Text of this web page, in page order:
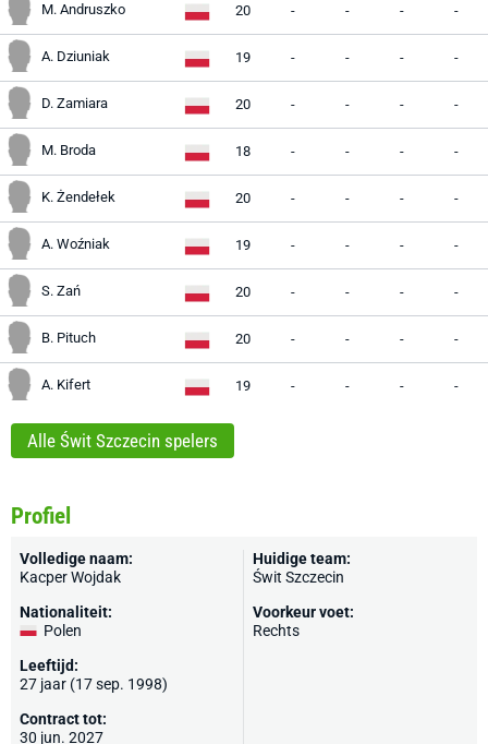
M. Andruszko 20 - - - -
A. Dziuniak 19 - - - -
D. Zamiara 20 - - - -
M. Broda 18 - - - -
K. Żendełek 20 - - - -
A. Woźniak 19 - - - -
S. Zań 20 - - - -
B. Pituch 20 - - - -
A. Kifert 19 - - - -
Alle Świt Szczecin spelers
Profiel
Volledige naam:
Kacper Wojdak
Nationaliteit:
Polen
Leeftijd:
27 jaar (17 sep. 1998)
Contract tot:
30 jun. 2027
Huidige team:
Świt Szczecin
Voorkeur voet:
Rechts